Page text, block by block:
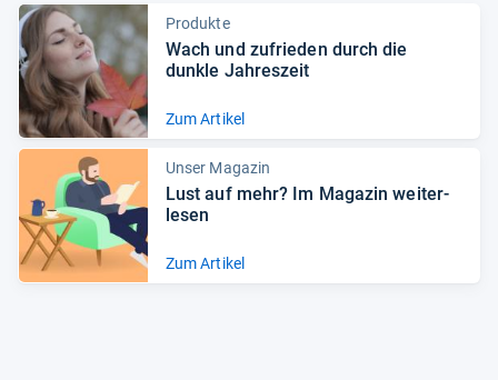
Produkte
Wach und zufrie­den durch die
dunkle Jah­res­zeit
Zum Artikel
Unser Magazin
Lust auf mehr? Im Maga­zin wei­ter­
le­sen
Zum Artikel